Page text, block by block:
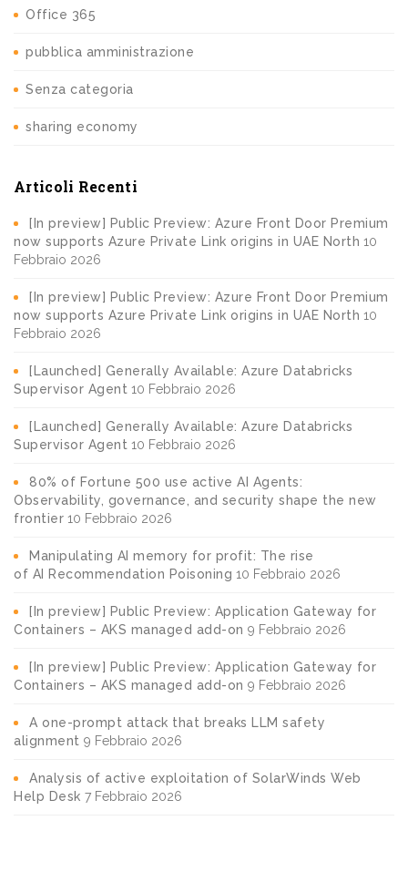
Office 365
pubblica amministrazione
Senza categoria
sharing economy
Articoli Recenti
[In preview] Public Preview: Azure Front Door Premium
now supports Azure Private Link origins in UAE North 10
Febbraio 2026
[In preview] Public Preview: Azure Front Door Premium
now supports Azure Private Link origins in UAE North 10
Febbraio 2026
[Launched] Generally Available: Azure Databricks
Supervisor Agent 10 Febbraio 2026
[Launched] Generally Available: Azure Databricks
Supervisor Agent 10 Febbraio 2026
80% of Fortune 500 use active AI Agents:
Observability, governance, and security shape the new
frontier 10 Febbraio 2026
Manipulating AI memory for profit: The rise
of AI Recommendation Poisoning 10 Febbraio 2026
[In preview] Public Preview: Application Gateway for
Containers – AKS managed add-on 9 Febbraio 2026
[In preview] Public Preview: Application Gateway for
Containers – AKS managed add-on 9 Febbraio 2026
A one-prompt attack that breaks LLM safety
alignment 9 Febbraio 2026
Analysis of active exploitation of SolarWinds Web
Help Desk 7 Febbraio 2026